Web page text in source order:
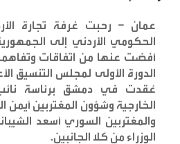
عمان – رحبت غرفة تجارة
الحكومي الأردني إلى
أفضت عنها من اتفاقات
الدورة الأولى لمجلس التنسيق
عُقدت في دمشق برئاسة نائب
الخارجية وشؤون المغتربين أيمن
والمغتربين السوري أسعد
الوزراء من كلا الجانبين.